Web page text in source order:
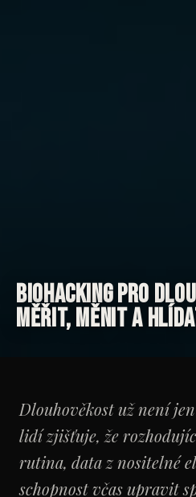
Biohacking pro
měřit, měnit a
Dlouhověkost už není
lidí zjišťuje, že
rutina, data z nositelné
schopnost včas upravit